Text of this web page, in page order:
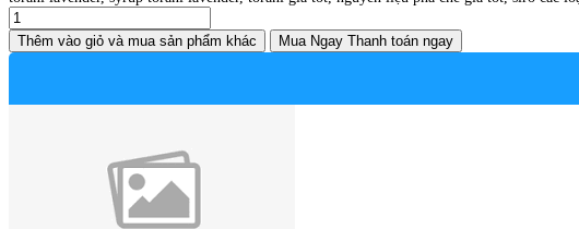
Thêm vào giỏ và mua sản phẩm khác Mua Ngay Thanh toán ngay